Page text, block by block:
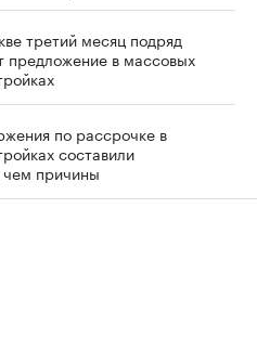
третий месяц подряд
предложение в массовых
по рассрочке в
составили
чем причины